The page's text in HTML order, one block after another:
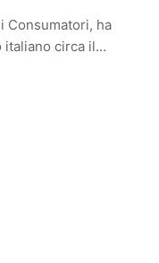
Consumatori, ha
italiano circa il…